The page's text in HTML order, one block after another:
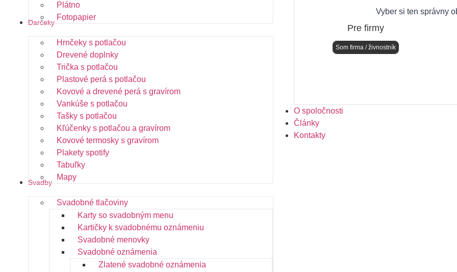
Plátno
Fotopapier
Darčeky
Hrnčeky s potlačou
Drevené doplnky
Trička s potlačou
Plastové perá s potlačou
Kovové a drevené perá s gravírom
Vankúše s potlačou
Tašky s potlačou
Kľúčenky s potlačou a gravírom
Kovové termosky s gravírom
Plakety spotify
Tabuľky
Mapy
Svadby
Svadobné tlačoviny
Karty so svadobným menu
Kartičky k svadobnému oznámeniu
Svadobné menovky
Svadobné oznámenia
Zlatené svadobné oznámenia
Vyber si ten správny
Pre firmy
Som firma / živnostník
O spoločnosti
Články
Kontakty